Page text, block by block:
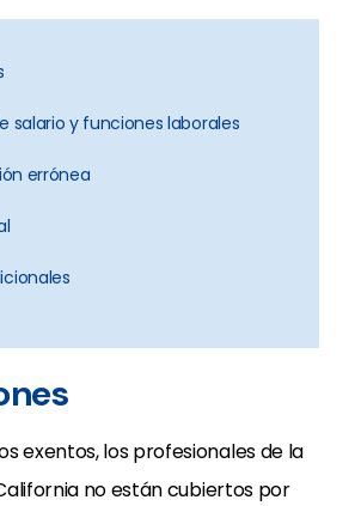
salario y funciones laborales
errónea
exentos, los profesionales de la
no están cubiertos por